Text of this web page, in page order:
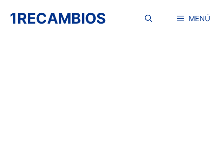
1RECAMBIOS MENÚ